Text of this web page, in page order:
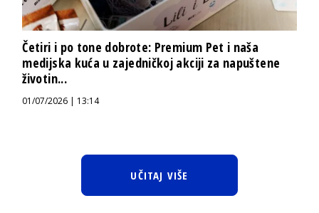
Četiri i po tone dobrote: Premium Pet i naša
medijska kuća u zajedničkoj akciji za napuštene
životin...
01/07/2026 | 13:14
UČITAJ VIŠE